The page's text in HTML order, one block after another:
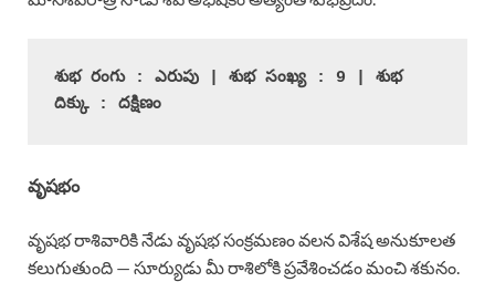
శుభ రంగు : ఎరుపు | శుభ సంఖ్య : 9 | శుభ
దిక్కు : దక్షిణం
వృషభం
వృషభ రాశివారికి నేడు వృషభ సంక్రమణం వలన విశేష అనుకూలత
కలుగుతుంది — సూర్యుడు మీ రాశిలోకి ప్రవేశించడం మంచి శకునం.